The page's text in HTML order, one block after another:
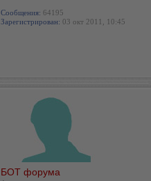
Сообщения: 64195
Зарегистрирован: 03 окт 2011, 10:45
БОТ форума